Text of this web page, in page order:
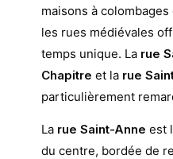
maisons à
les rues médiévales
temps unique. La rue
Chapitre et la rue
particulièrement
La rue Saint-Anne est
du centre, bordée de